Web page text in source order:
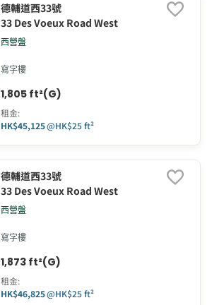
德輔道西33號
33 Des Voeux Road West
西營盤
寫字樓
1,805 ft²(G)
租金:
HK$45,125@HK$25 ft²
德輔道西33號
33 Des Voeux Road West
西營盤
寫字樓
1,873 ft²(G)
租金:
HK$46,825@HK$25 ft²